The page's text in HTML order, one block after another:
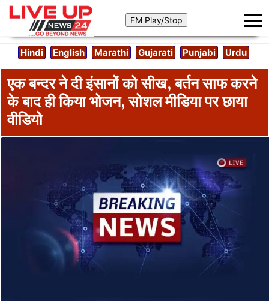
Hindi English Marathi Gujarati Punjabi Urdu
एक बन्दर ने दी इंसानों को सीख, बर्तन साफ करने
के बाद ही किया भोजन, सोशल मीडिया पर छाया
वीडियो